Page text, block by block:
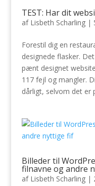
TEST: Har dit
af Lisbeth Scharling|
Forestil dig en
designede flasker.
pænt designet
117 fejl og mangler.
dårligt, selvom det er
Billeder til
filnavne og andre
af Lisbeth Scharling|